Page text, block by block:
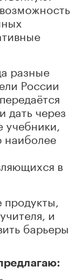
разные
России
дать через
наиболее
в
и
барьеры